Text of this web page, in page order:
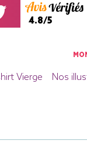
4.8/5
Vierge Nos